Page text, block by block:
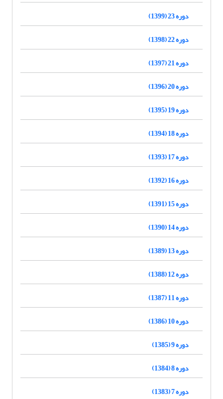
دوره 23 (1399)
دوره 22 (1398)
دوره 21 (1397)
دوره 20 (1396)
دوره 19 (1395)
دوره 18 (1394)
دوره 17 (1393)
دوره 16 (1392)
دوره 15 (1391)
دوره 14 (1390)
دوره 13 (1389)
دوره 12 (1388)
دوره 11 (1387)
دوره 10 (1386)
دوره 9 (1385)
دوره 8 (1384)
دوره 7 (1383)